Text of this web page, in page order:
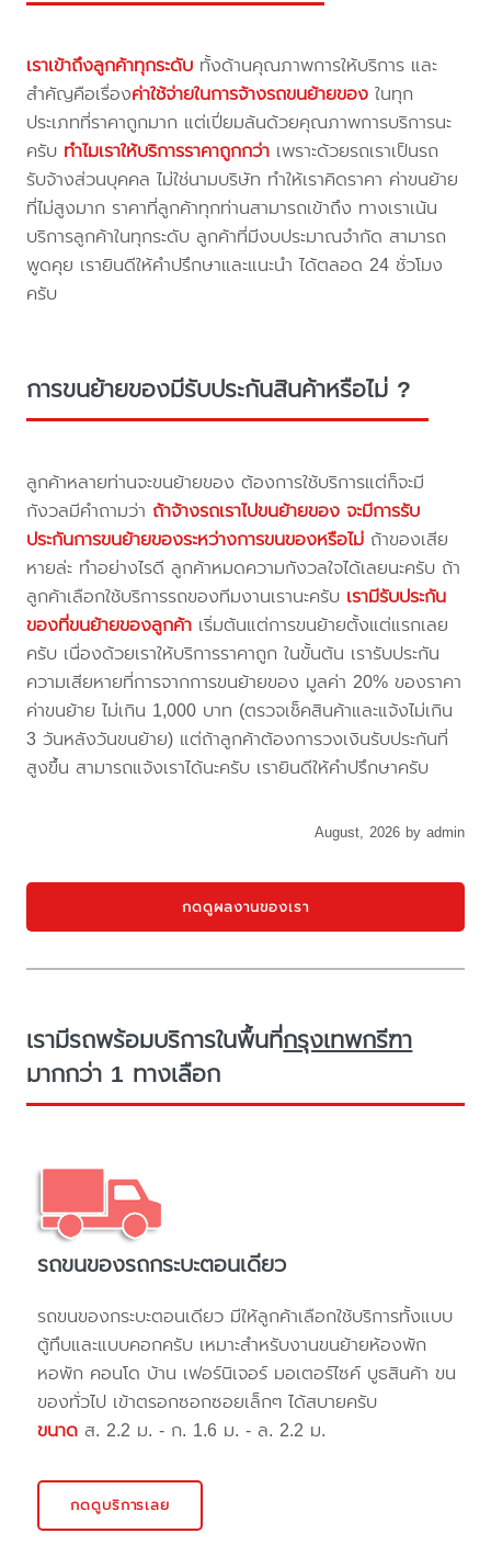
เราเข้าถึงลูกค้าทุกระดับ ทั้งด้านคุณภาพการให้บริการ และ
สำคัญคือเรื่องค่าใช้จ่ายในการจ้างรถขนย้ายของ ในทุก
ประเภทที่ราคาถูกมาก แต่เปี่ยมล้นด้วยคุณภาพการบริการนะ
ครับ ทำไมเราให้บริการราคาถูกกว่า เพราะด้วยรถเราเป็นรถ
รับจ้างส่วนบุคคล ไม่ใช่นามบริษัท ทำให้เราคิดราคา ค่าขนย้าย
ที่ไม่สูงมาก ราคาที่ลูกค้าทุกท่านสามารถเข้าถึง ทางเราเน้น
บริการลูกค้าในทุกระดับ ลูกค้าที่มีงบประมาณจำกัด สามารถ
พูดคุย เรายินดีให้คำปรึกษาและแนะนำ ได้ตลอด 24 ชั่วโมง
ครับ
การขนย้ายของมีรับประกันสินค้าหรือไม่ ?
ลูกค้าหลายท่านจะขนย้ายของ ต้องการใช้บริการแต่ก็จะมี
กังวลมีคำถามว่า ถ้าจ้างรถเราไปขนย้ายของ จะมีการรับ
ประกันการขนย้ายของระหว่างการขนของหรือไม่ ถ้าของเสีย
หายล่ะ ทำอย่างไรดี ลูกค้าหมดความกังวลใจได้เลยนะครับ ถ้า
ลูกค้าเลือกใช้บริการรถของทีมงานเรานะครับ เรามีรับประกัน
ของที่ขนย้ายของลูกค้า เริ่มต้นแต่การขนย้ายตั้งแต่แรกเลย
ครับ เนื่องด้วยเราให้บริการราคาถูก ในขั้นต้น เรารับประกัน
ความเสียหายที่การจากการขนย้ายของ มูลค่า 20% ของราคา
ค่าขนย้าย ไม่เกิน 1,000 บาท (ตรวจเช็คสินค้าและแจ้งไม่เกิน
3 วันหลังวันขนย้าย) แต่ถ้าลูกค้าต้องการวงเงินรับประกันที่
สูงขึ้น สามารถแจ้งเราได้นะครับ เรายินดีให้คำปรึกษาครับ
August, 2026 by admin
กดดูผลงานของเรา
เรามีรถพร้อมบริการในพื้นที่กรุงเทพกรีฑา
มากกว่า 1 ทางเลือก
รถขนของรถกระบะตอนเดียว
รถขนของกระบะตอนเดียว มีให้ลูกค้าเลือกใช้บริการทั้งแบบ
ตู้ทึบและแบบคอกครับ เหมาะสำหรับงานขนย้ายห้องพัก
หอพัก คอนโด บ้าน เฟอร์นิเจอร์ มอเตอร์ไซค์ บูธสินค้า ขน
ของทั่วไป เข้าตรอกซอกซอยเล็กๆ ได้สบายครับ
ขนาด ส. 2.2 ม. - ก. 1.6 ม. - ล. 2.2 ม.
กดดูบริการเลย